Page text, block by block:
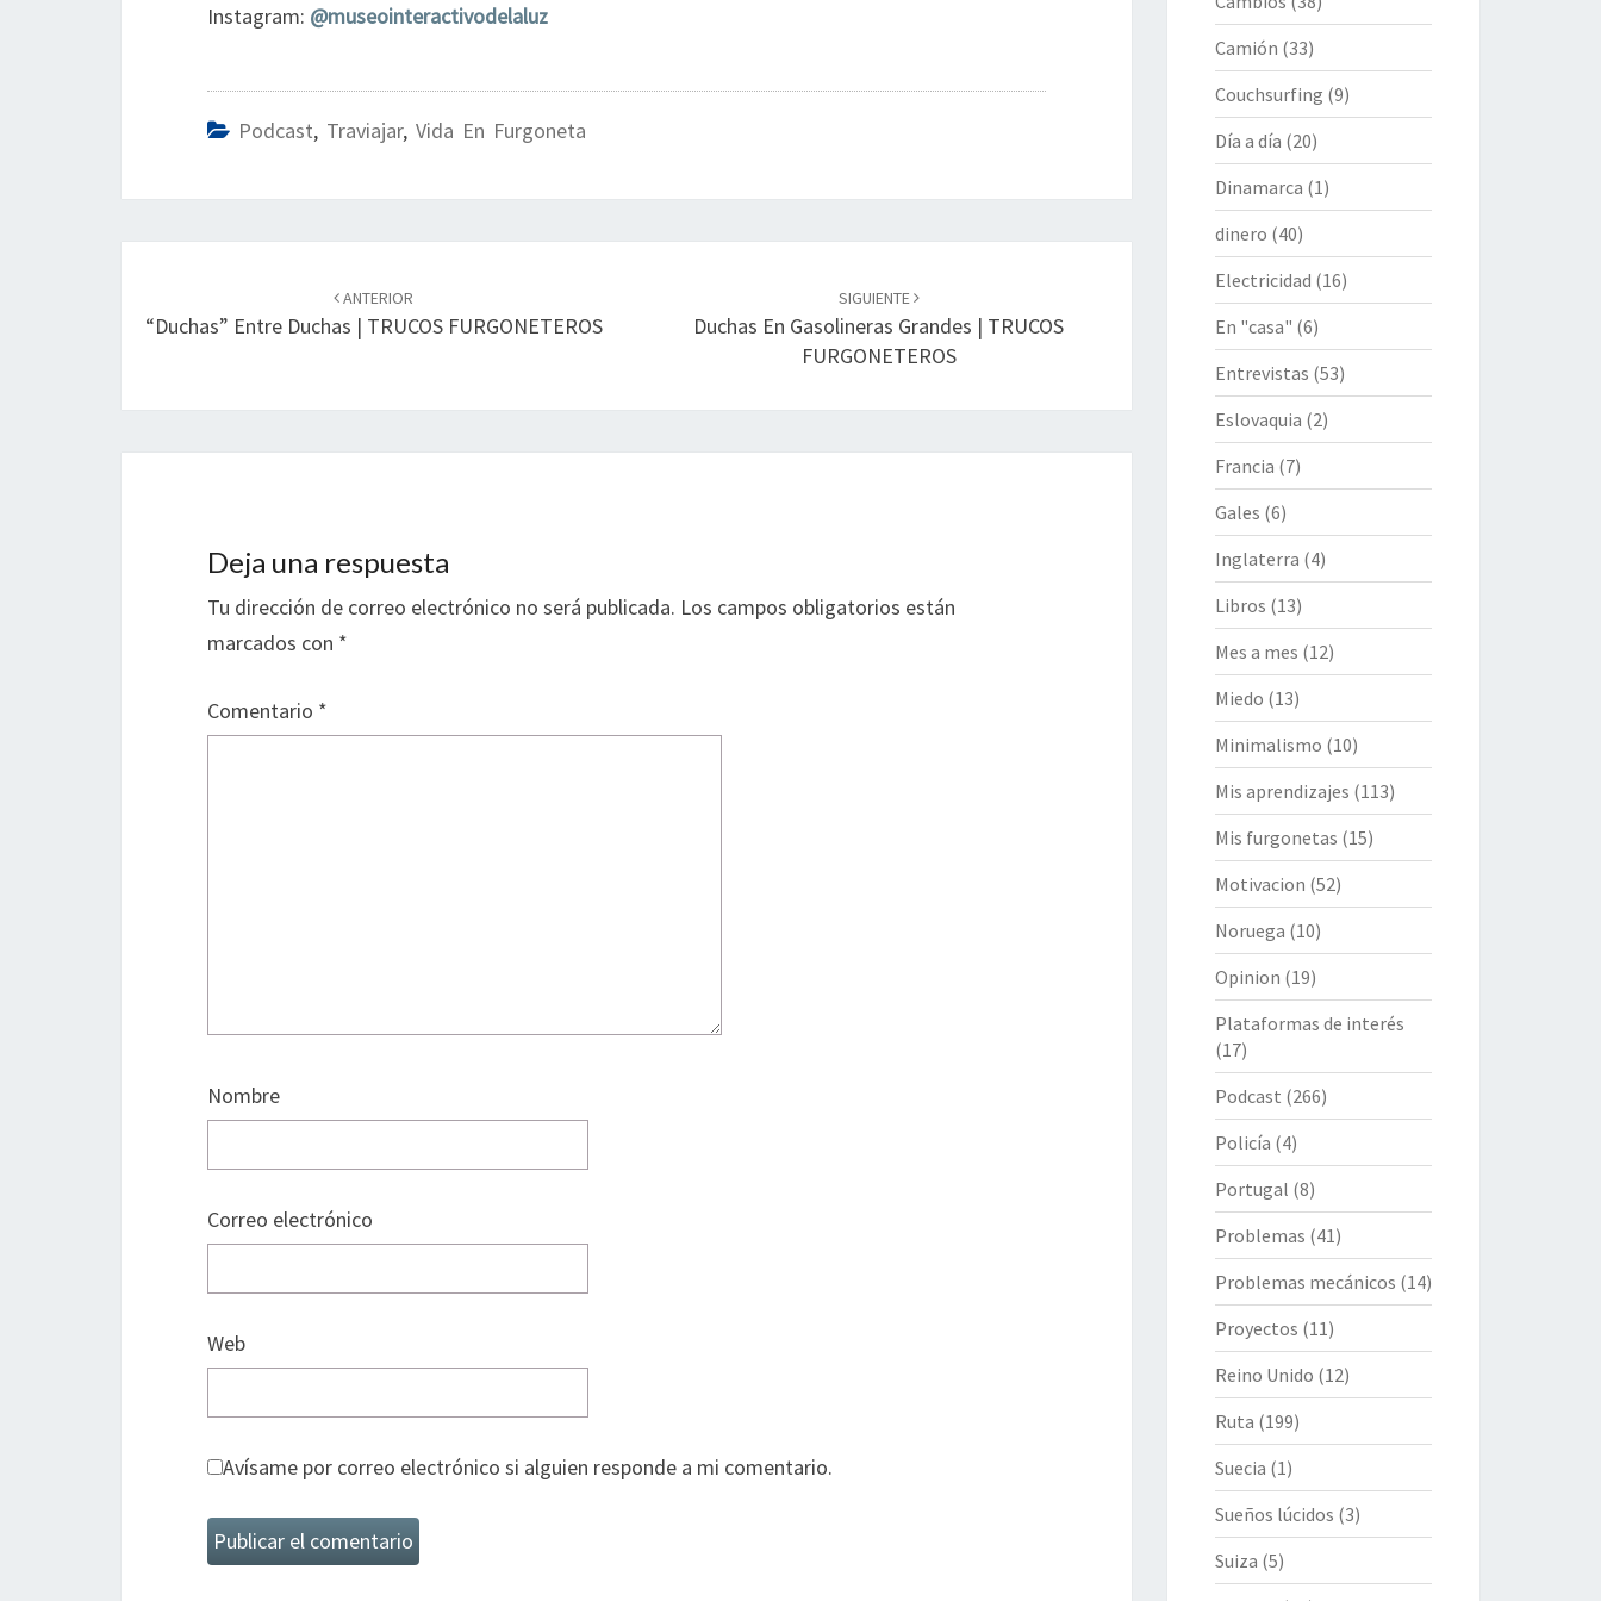
Instagram: @museointeractivodelaluz
Podcast, Traviajar, Vida En Furgoneta
entradas
ANTERIOR
“Duchas” Entre Duchas | TRUCOS FURGONETEROS
SIGUIENTE
Duchas En Gasolineras Grandes | TRUCOS
FURGONETEROS
Deja una respuesta
Tu dirección de correo electrónico no será publicada. Los campos obligatorios están
marcados con *
Comentario *
Nombre
Correo electrónico
Web
Avísame por correo electrónico si alguien responde a mi comentario.
Camión (33)
Couchsurfing (9)
Día a día (20)
Dinamarca (1)
dinero (40)
Electricidad (16)
En "casa" (6)
Entrevistas (53)
Eslovaquia (2)
Francia (7)
Gales (6)
Inglaterra (4)
Libros (13)
Mes a mes (12)
Miedo (13)
Minimalismo (10)
Mis aprendizajes (113)
Mis furgonetas (15)
Motivacion (52)
Noruega (10)
Opinion (19)
Plataformas de interés
(17)
Podcast (266)
Policía (4)
Portugal (8)
Problemas (41)
Problemas mecánicos (14)
Proyectos (11)
Reino Unido (12)
Ruta (199)
Suecia (1)
Sueños lúcidos (3)
Suiza (5)